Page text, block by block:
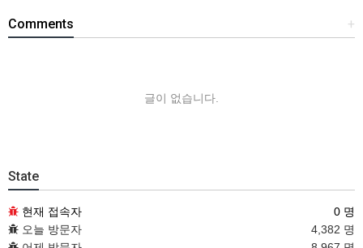
+
Comments
글이 없습니다.
State
현재 접속자
0 명
오늘 방문자
4,382 명